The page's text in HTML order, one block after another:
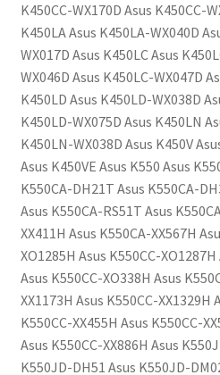
K450CC-WX170D Asus K450CC-
K450LA Asus K450LA-WX040D
WX017D Asus K450LC Asus
WX046D Asus K450LC-WX047D
K450LD Asus K450LD-WX038D
K450LD-WX075D Asus K450LN
K450LN-WX038D Asus K450V
Asus K450VE Asus K550 Asus
K550CA-DH21T Asus K550CA-
Asus K550CA-RS51T Asus
XX411H Asus K550CA-XX567H
XO1285H Asus K550CC-
Asus K550CC-XO338H Asus
XX1173H Asus K550CC-XX1329H
K550CC-XX455H Asus K550CC-
Asus K550CC-XX886H Asus
K550JD-DH51 Asus K550JD-